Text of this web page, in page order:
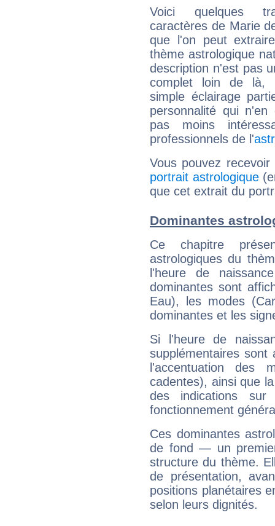
Voici quelques
caractères de Marie
que l'on peut
thème astrologique
description n'est pas
complet loin de là,
simple éclairage
personnalité qui n'en
pas moins
professionnels de l'
Vous pouvez
portrait astrologique
que cet extrait du
Dominantes
Ce chapitre
astrologiques du
l'heure de
dominantes sont
Eau), les modes
dominantes et les
Si l'heure de
supplémentaires sont
l'accentuation des
cadentes), ainsi que
des indications sur
fonctionnement
Ces dominantes
de fond — un
structure du thème.
de présentation,
positions planétaires
selon leurs dignités.